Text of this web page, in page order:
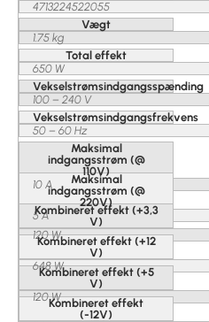
4713224522055
Vægt
1.75 kg
Total effekt
650 W
Vekselstrømsindgangsspænding
100 – 240 V
Vekselstrømsindgangsfrekvens
50 – 60 Hz
Maksimal
indgangsstrøm (@
110V)
10 A
Maksimal
indgangsstrøm (@
220V)
5 A
Kombineret effekt (+3,3
V)
120 W
Kombineret effekt (+12
V)
648 W
Kombineret effekt (+5
V)
120 WKombineret effekt
(-12V)